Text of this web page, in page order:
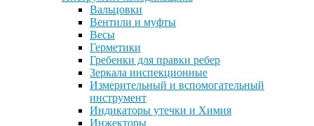
Вальцовки
Вентили и муфты
Весы
Герметики
Гребенки для правки ребер
Зеркала инспекционные
Измерительный и вспомогательный
инструмент
Индикаторы утечки и Химия
Инжекторы